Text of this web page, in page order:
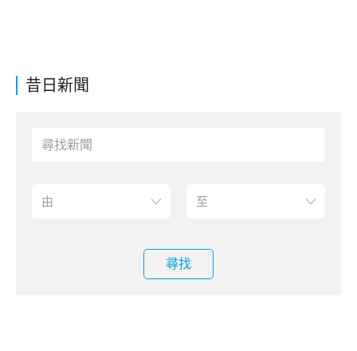
昔日新聞
尋找